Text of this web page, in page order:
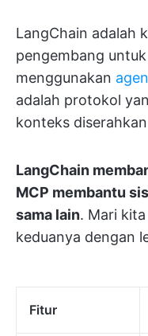
LangChain adalah
pengembang
menggunakan
adalah protokol
konteks
LangChain
MCP membantu
sama lain. Mari
keduanya dengan
Fitur